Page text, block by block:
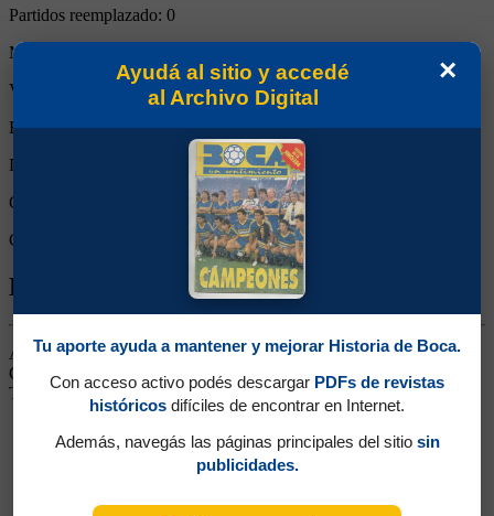
Partidos reemplazado: 0
Minutos Disputados:
Victorias:
Empates:0
Derrotas:
Goles de Boca:
Goles rivales:
Biografía de Manuel Antonio Merello
Arquero. Ganó 4 títulos (Campeonatos 1926 y 1930, Copa
Competencia 1925 y Copa Estímulo 1926). Fue el reemplazante de
Tesorieri cuando éste se retiró.
×
Ayudá al sitio y accedé
al Archivo Digital
Tu aporte ayuda a mantener y mejorar Historia de Boca.
Con acceso activo podés descargar PDFs de revistas
históricos difíciles de encontrar en Internet.
Además, navegás las páginas principales del sitio sin
publicidades.